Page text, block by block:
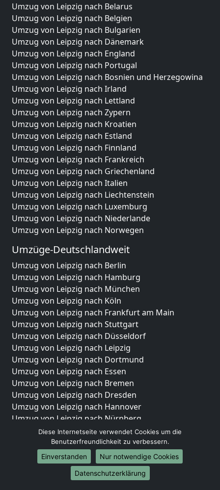
Umzug von Leipzig nach Belarus
Umzug von Leipzig nach Belgien
Umzug von Leipzig nach Bulgarien
Umzug von Leipzig nach Dänemark
Umzug von Leipzig nach England
Umzug von Leipzig nach Portugal
Umzug von Leipzig nach Bosnien und Herzegowina
Umzug von Leipzig nach Irland
Umzug von Leipzig nach Lettland
Umzug von Leipzig nach Zypern
Umzug von Leipzig nach Kroatien
Umzug von Leipzig nach Estland
Umzug von Leipzig nach Finnland
Umzug von Leipzig nach Frankreich
Umzug von Leipzig nach Griechenland
Umzug von Leipzig nach Italien
Umzug von Leipzig nach Liechtenstein
Umzug von Leipzig nach Luxemburg
Umzug von Leipzig nach Niederlande
Umzug von Leipzig nach Norwegen
Umzüge-Deutschlandweit
Umzug von Leipzig nach Berlin
Umzug von Leipzig nach Hamburg
Umzug von Leipzig nach München
Umzug von Leipzig nach Köln
Umzug von Leipzig nach Frankfurt am Main
Umzug von Leipzig nach Stuttgart
Umzug von Leipzig nach Düsseldorf
Umzug von Leipzig nach Leipzig
Umzug von Leipzig nach Dortmund
Umzug von Leipzig nach Essen
Umzug von Leipzig nach Bremen
Umzug von Leipzig nach Dresden
Umzug von Leipzig nach Hannover
Umzug von Leipzig nach Nürnberg
Umzug von Leipzig nach Duisburg
Umzug von Leipzig nach Bochum
Umzug von Leipzig nach Wuppertal
Umzug von Leipzig nach Bielefeld
Umzug von Leipzig nach Bonn
Diese Internetseite verwendet Cookies um die
Benutzerfreundlichkeit zu verbessern.
Einverstanden
Nur notwendige Cookies
Datenschutzerklärung